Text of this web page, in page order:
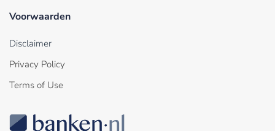
Voorwaarden
Disclaimer
Privacy Policy
Terms of Use